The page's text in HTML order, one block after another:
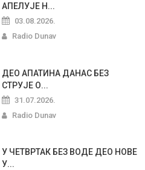
АПЕЛУЈЕ Н...
03.08.2026.
Radio Dunav
ДЕО АПАТИНА ДАНАС БЕЗ
СТРУЈЕ О...
31.07.2026.
Radio Dunav
У ЧЕТВРТАК БЕЗ ВОДЕ ДЕО НОВЕ
У...